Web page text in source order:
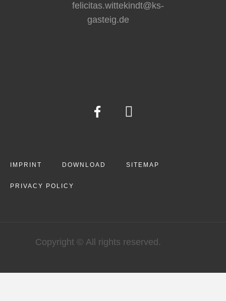
felicitas.wittekindt@ks-
gasteig.de
IMPRINT DOWNLOAD SITEMAP
PRIVACY POLICY
Copyright © All rights reserved.